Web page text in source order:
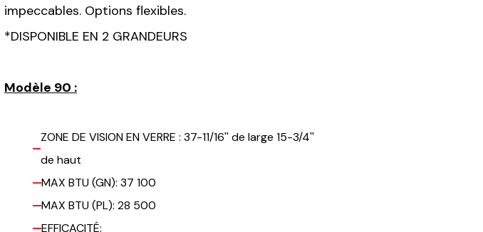
impeccables. Options flexibles.
*DISPONIBLE EN 2 GRANDEURS
Modèle 90 :
ZONE DE VISION EN VERRE : 37-11/16'' de large 15-3/4''
de haut
MAX BTU (GN): 37 100
MAX BTU (PL): 28 500
EFFICACITÉ: